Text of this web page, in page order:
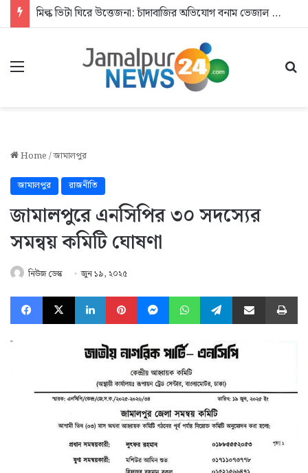
মিল্ক ভিটা ঘিরে উত্তেজনা: চাঁদাবাজির অভিযোগ বনাম ভেজাল দুধের জিডি
Menu
Home/জামালপুর
জামালপুর রাজনীতি
জামালপুরে এনসিপির ৩০ সদস্যের
সমন্বয় কমিটি ঘোষণা
নিউজ ডেস্ক জুন ১৯, ২০২৫
Facebook
X LinkedInPinterestMessengerWhatsAppTelegramShare via Email